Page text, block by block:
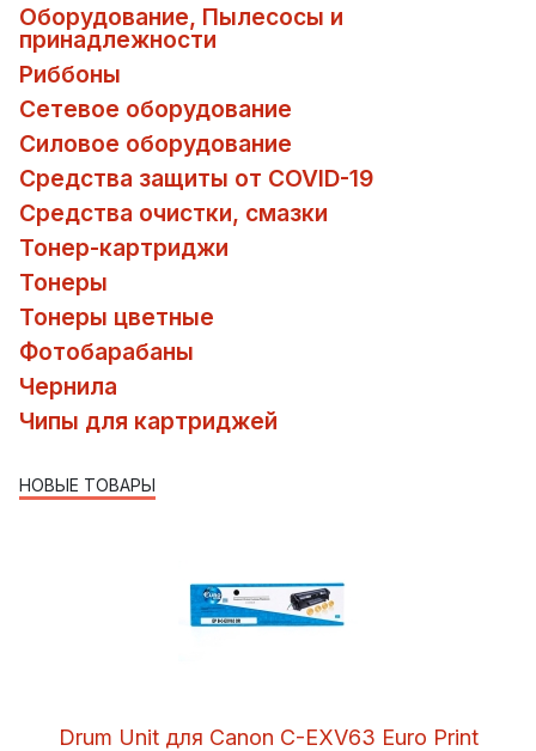
Оборудование, Пылесосы и
принадлежности
Риббоны
Сетевое оборудование
Силовое оборудование
Средства защиты от COVID-19
Средства очистки, смазки
Тонер-картриджи
Тонеры
Тонеры цветные
Фотобарабаны
Чернила
Чипы для картриджей
НОВЫЕ ТОВАРЫ
Drum Unit для Canon C-EXV63 Euro Print